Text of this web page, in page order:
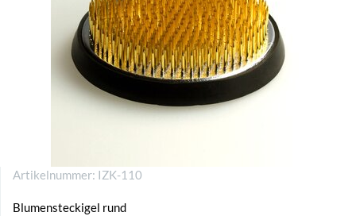
Artikelnummer: IZK-110
Blumensteckigel rund